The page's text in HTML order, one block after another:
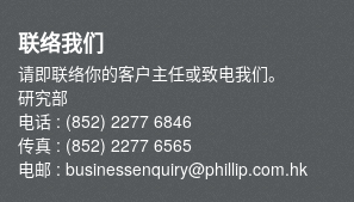
联络我们
请即联络你的客户主任或致电我们。
研究部
电话 : (852) 2277 6846
传真 : (852) 2277 6565
电邮 : businessenquiry@phillip.com.hk